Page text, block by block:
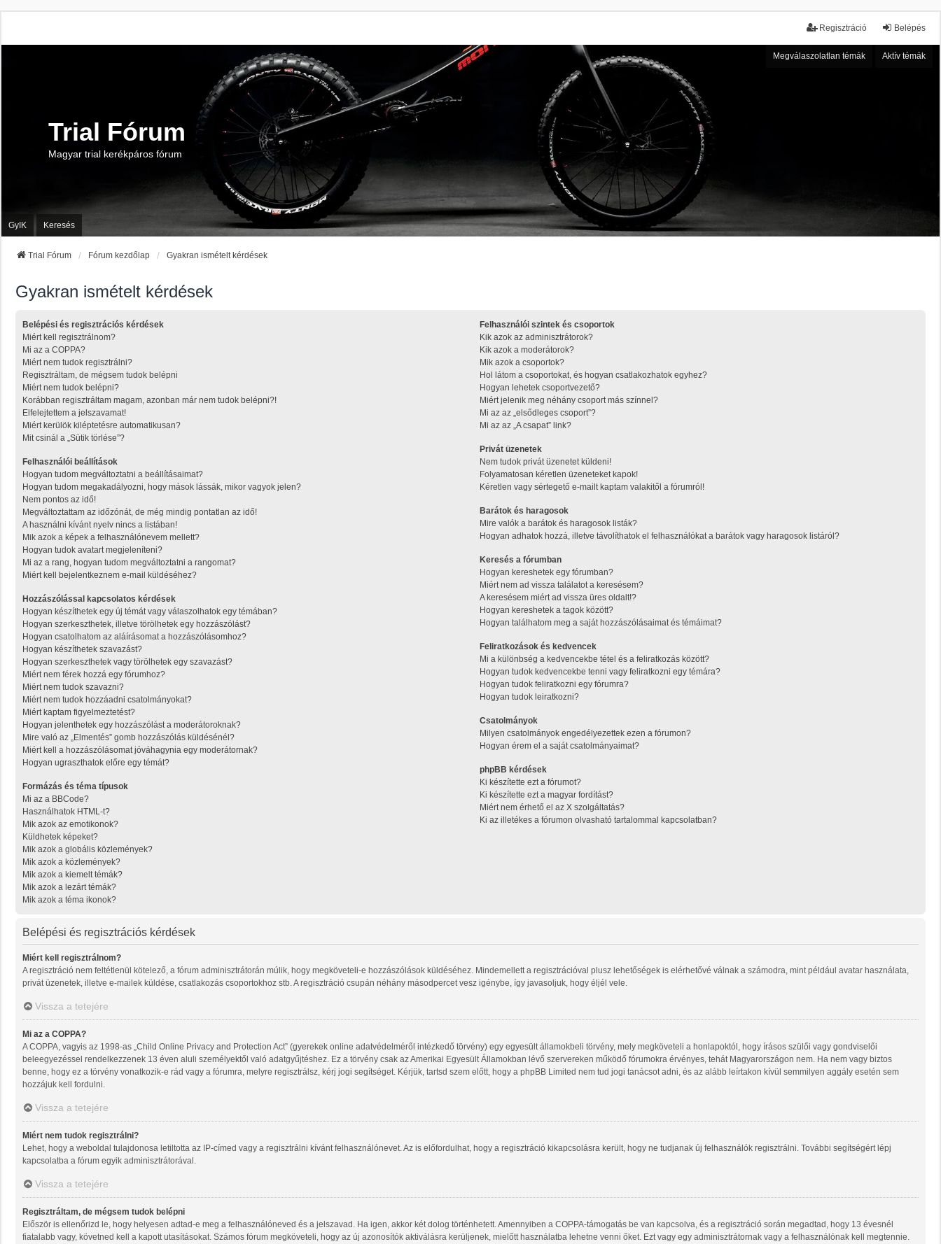
Belépés
Regisztráció
Megválaszolatlan témák Aktív témák
Trial Fórum
Magyar trial kerékpáros fórum
GyIK Keresés
Trial Fórum Fórum kezdőlap Gyakran ismételt kérdések
Gyakran ismételt kérdések
Belépési és regisztrációs kérdések
Miért kell regisztrálnom?
Mi az a COPPA?
Miért nem tudok regisztrálni?
Regisztráltam, de mégsem tudok belépni
Miért nem tudok belépni?
Korábban regisztráltam magam, azonban már nem tudok belépni?!
Elfelejtettem a jelszavamat!
Miért kerülök kiléptetésre automatikusan?
Mit csinál a „Sütik törlése”?
Felhasználói beállítások
Hogyan tudom megváltoztatni a beállításaimat?
Hogyan tudom megakadályozni, hogy mások lássák, mikor vagyok jelen?
Nem pontos az idő!
Megváltoztattam az időzónát, de még mindig pontatlan az idő!
A használni kívánt nyelv nincs a listában!
Mik azok a képek a felhasználónevem mellett?
Hogyan tudok avatart megjeleníteni?
Mi az a rang, hogyan tudom megváltoztatni a rangomat?
Miért kell bejelentkeznem e-mail küldéséhez?
Hozzászólással kapcsolatos kérdések
Hogyan készíthetek egy új témát vagy válaszolhatok egy témában?
Hogyan szerkeszthetek, illetve törölhetek egy hozzászólást?
Hogyan csatolhatom az aláírásomat a hozzászólásomhoz?
Hogyan készíthetek szavazást?
Hogyan szerkeszthetek vagy törölhetek egy szavazást?
Miért nem férek hozzá egy fórumhoz?
Miért nem tudok szavazni?
Miért nem tudok hozzáadni csatolmányokat?
Miért kaptam figyelmeztetést?
Hogyan jelenthetek egy hozzászólást a moderátoroknak?
Mire való az „Elmentés” gomb hozzászólás küldésénél?
Miért kell a hozzászólásomat jóváhagynia egy moderátornak?
Hogyan ugraszthatok előre egy témát?
Formázás és téma típusok
Mi az a BBCode?
Használhatok HTML-t?
Mik azok az emotikonok?
Küldhetek képeket?
Mik azok a globális közlemények?
Mik azok a közlemények?
Mik azok a kiemelt témák?
Mik azok a lezárt témák?
Mik azok a téma ikonok?
Felhasználói szintek és csoportok
Kik azok az adminisztrátorok?
Kik azok a moderátorok?
Mik azok a csoportok?
Hol látom a csoportokat, és hogyan csatlakozhatok egyhez?
Hogyan lehetek csoportvezető?
Miért jelenik meg néhány csoport más színnel?
Mi az az „elsődleges csoport”?
Mi az az „A csapat” link?
Privát üzenetek
Nem tudok privát üzenetet küldeni!
Folyamatosan kéretlen üzeneteket kapok!
Kéretlen vagy sértegető e-mailt kaptam valakitől a fórumról!
Barátok és haragosok
Mire valók a barátok és haragosok listák?
Hogyan adhatok hozzá, illetve távolíthatok el felhasználókat a barátok vagy haragosok listáról?
Keresés a fórumban
Hogyan kereshetek egy fórumban?
Miért nem ad vissza találatot a keresésem?
A keresésem miért ad vissza üres oldalt!?
Hogyan kereshetek a tagok között?
Hogyan találhatom meg a saját hozzászólásaimat és témáimat?
Feliratkozások és kedvencek
Mi a különbség a kedvencekbe tétel és a feliratkozás között?
Hogyan tudok kedvencekbe tenni vagy feliratkozni egy témára?
Hogyan tudok feliratkozni egy fórumra?
Hogyan tudok leiratkozni?
Csatolmányok
Milyen csatolmányok engedélyezettek ezen a fórumon?
Hogyan érem el a saját csatolmányaimat?
phpBB kérdések
Ki készítette ezt a fórumot?
Ki készítette ezt a magyar fordítást?
Miért nem érhető el az X szolgáltatás?
Ki az illetékes a fórumon olvasható tartalommal kapcsolatban?
Belépési és regisztrációs kérdések
Miért kell regisztrálnom?
A regisztráció nem feltétlenül kötelező, a fórum adminisztrátorán múlik, hogy megköveteli-e hozzászólások küldéséhez. Mindemellett a regisztrációval plusz lehetőségek is elérhetővé válnak a számodra, mint például avatar használata,
privát üzenetek, illetve e-mailek küldése, csatlakozás csoportokhoz stb. A regisztráció csupán néhány másodpercet vesz igénybe, így javasoljuk, hogy éljél vele.
Vissza a tetejére
Mi az a COPPA?
A COPPA, vagyis az 1998-as „Child Online Privacy and Protection Act” (gyerekek online adatvédelméről intézkedő törvény) egy egyesült államokbeli törvény, mely megköveteli a honlapoktól, hogy írásos szülői vagy gondviselői
beleegyezéssel rendelkezzenek 13 éven aluli személyektől való adatgyűjtéshez. Ez a törvény csak az Amerikai Egyesült Államokban lévő szervereken működő fórumokra érvényes, tehát Magyarországon nem. Ha nem vagy biztos
benne, hogy ez a törvény vonatkozik-e rád vagy a fórumra, melyre regisztrálsz, kérj jogi segítséget. Kérjük, tartsd szem előtt, hogy a phpBB Limited nem tud jogi tanácsot adni, és az alább leírtakon kívül semmilyen aggály esetén sem
hozzájuk kell fordulni.
Vissza a tetejére
Miért nem tudok regisztrálni?
Lehet, hogy a weboldal tulajdonosa letiltotta az IP-címed vagy a regisztrálni kívánt felhasználónevet. Az is előfordulhat, hogy a regisztráció kikapcsolásra került, hogy ne tudjanak új felhasználók regisztrálni. További segítségért lépj
kapcsolatba a fórum egyik adminisztrátorával.
Vissza a tetejére
Regisztráltam, de mégsem tudok belépni
Először is ellenőrizd le, hogy helyesen adtad-e meg a felhasználóneved és a jelszavad. Ha igen, akkor két dolog történhetett. Amennyiben a COPPA-támogatás be van kapcsolva, és a regisztráció során megadtad, hogy 13 évesnél
fiatalabb vagy, követned kell a kapott utasításokat. Számos fórum megköveteli, hogy az új azonosítók aktiválásra kerüljenek, mielőtt használatba lehetne venni őket. Ezt vagy egy adminisztrátornak vagy a felhasználónak kell megtennie.